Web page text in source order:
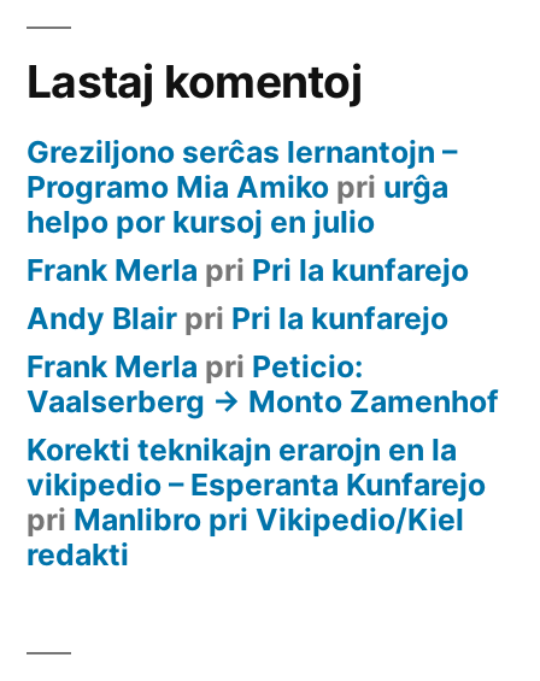
Lastaj komentoj
Greziljono serĉas lernantojn –
Programo Mia Amiko pri urĝa
helpo por kursoj en julio
Frank Merla pri Pri la kunfarejo
Andy Blair pri Pri la kunfarejo
Frank Merla pri Peticio:
Vaalserberg -> Monto Zamenhof
Korekti teknikajn erarojn en la
vikipedio – Esperanta Kunfarejo
pri Manlibro pri Vikipedio/Kiel
redakti